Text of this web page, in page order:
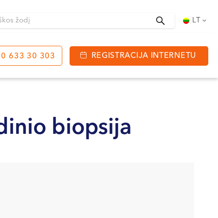
laikas:
- 20:00
LT
633 30 303 REGISTRACIJA INTERNETU
biopsija